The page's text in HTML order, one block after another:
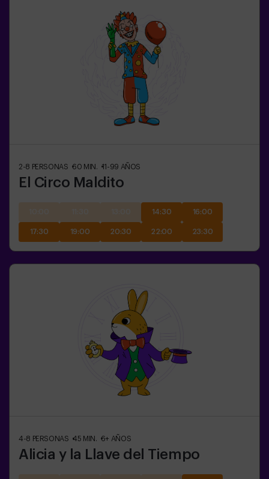
2-8 PERSONAS 60 MIN. 11-99 AÑOS
El Circo Maldito
14:30 16:00
17:30 19:00 20:30 22:00 23:30
4-8 PERSONAS 45 MIN. 6+ AÑOS
Alicia y la Llave del Tiempo